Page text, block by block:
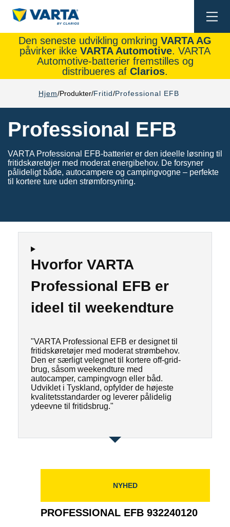
Den seneste udvikling omkring VARTA AG
påvirker ikke VARTA Automotive. VARTA
Automotive-batterier fremstilles og
distribueres af Clarios.
Hjem Produkter Fritid Professional EFB
Professional EFB
VARTA Professional EFB-batterier er den ideelle løsning til
fritidskøretøjer med moderat energibehov. De forsyner
pålideligt både, autocampere og campingvogne – perfekte
til kortere ture uden strømforsyning.
Hvorfor VARTA
Professional EFB er
ideel til weekendture
"VARTA Professional EFB er designet til
fritidskøretøjer med moderat strømbehov.
Den er særligt velegnet til kortere off-grid-
brug, såsom weekendture med
autocamper, campingvogn eller båd.
Udviklet i Tyskland, opfylder de højeste
kvalitetsstandarder og leverer pålidelig
ydeevne til fritidsbrug."
NYHED
PROFESSIONAL EFB 932240120